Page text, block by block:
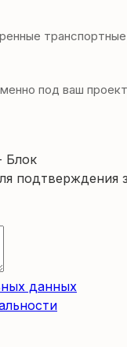
под ваш
Блок
подтверждения
данных